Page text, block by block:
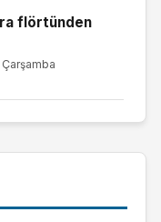
flörtünden